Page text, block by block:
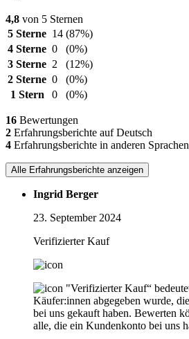
4,8 von 5 Sternen
5 Sterne 14 (87%)
4 Sterne 0
(0%)
3 Sterne 2
(12%)
2 Sterne 0
(0%)
1 Stern
0 (0%)
16 Bewertungen
2 Erfahrungsberichte auf Deutsch
4 Erfahrungsberichte in anderen Sprachen
Alle Erfahrungsberichte anzeigen
Ingrid Berger
23. September 2024
Verifizierter Kauf
"Verifizierter Kauf“
Käufer:innen abgegeben wurde,
bei uns gekauft haben. Bewerten
alle, die ein Kundenkonto bei uns